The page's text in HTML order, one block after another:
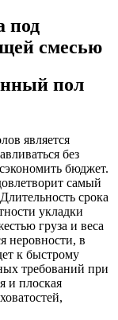
под
смесью
пол
является
без
бюджет.
самый
срока
укладки
груза и веса
неровности, в
к быстрому
требований при
и плоская